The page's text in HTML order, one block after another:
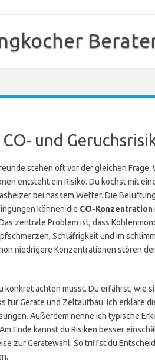
und
stehen oft vor der gleichen Frage:
entsteht ein Risiko. Du kochst mit
bei nassem Wetter. Die
können die CO-Konzentration
zentrale Problem ist, dass
Schläfrigkeit und im
niedrigere Konzentrationen stören
konkret achten musst. Du erfährst, wie
für Geräte und Zeltaufbau. Ich erkläre
Außerdem nenne ich typische
Ende kannst du Risiken besser
zur Gerätewahl. So triffst du